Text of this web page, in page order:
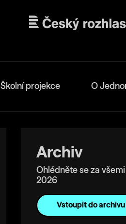
Školní projekce O
Archiv
Ohlédněte se za
2026
Vstoupit do archivu